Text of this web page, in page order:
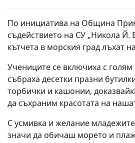
По инициатива на Община
съдействието на СУ „Никола Й.
кътчета в морския град лъхат
Учениците се включиха с
събраха десетки празни
торбички и кашонии,
да съхраним красотата на
С усмивка и желание
значи да обичаш морето и